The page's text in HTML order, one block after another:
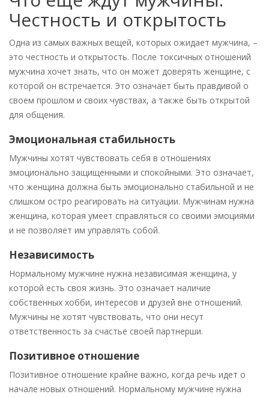
Честность и открытость
Одна из самых важных вещей, которых ожидает мужчина, –
это честность и открытость. После токсичных отношений
мужчина хочет знать, что он может доверять женщине, с
которой он встречается. Это означает быть правдивой о
своем прошлом и своих чувствах, а также быть открытой
для общения.
Эмоциональная стабильность
Мужчины хотят чувствовать себя в отношениях
эмоционально защищенными и спокойными. Это означает,
что женщина должна быть эмоционально стабильной и не
слишком остро реагировать на ситуации. Мужчинам нужна
женщина, которая умеет справляться со своими эмоциями
и не позволяет им управлять собой.
Независимость
Нормальному мужчине нужна независимая женщина, у
которой есть своя жизнь. Это означает наличие
собственных хобби, интересов и друзей вне отношений.
Мужчины не хотят чувствовать, что они несут
ответственность за счастье своей партнерши.
Позитивное отношение
Позитивное отношение крайне важно, когда речь идет о
начале новых отношений. Нормальному мужчине нужна